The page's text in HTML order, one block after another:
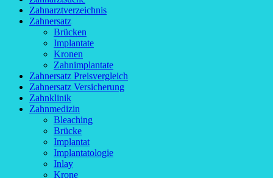
Zahnarztverzeichnis
Zahnersatz
Brücken
Implantate
Kronen
Zahnimplantate
Zahnersatz Preisvergleich
Zahnersatz Versicherung
Zahnklinik
Zahnmedizin
Bleaching
Brücke
Implantat
Implantatologie
Inlay
Krone